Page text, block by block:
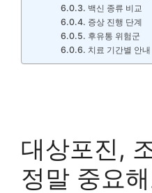
백신 종류 비교
증상 진행 단계
후유통 위험군
치료 기간별 안내
대상포진,
정말 중요